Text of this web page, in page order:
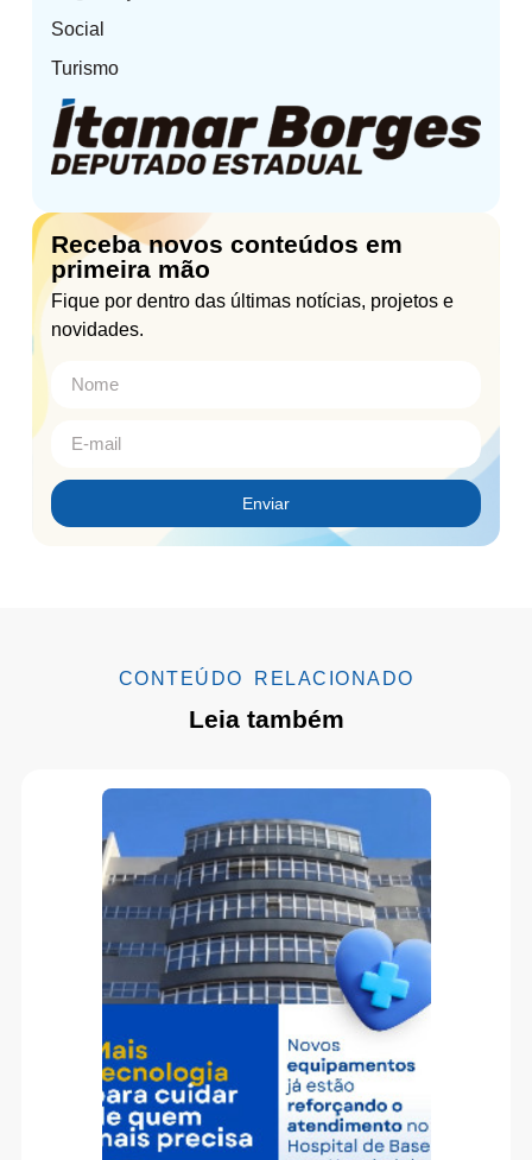
Social
Turismo
Receba novos conteúdos em
primeira mão
Fique por dentro das últimas notícias, projetos e
novidades.
Enviar
CONTEÚDO RELACIONADO
Leia também